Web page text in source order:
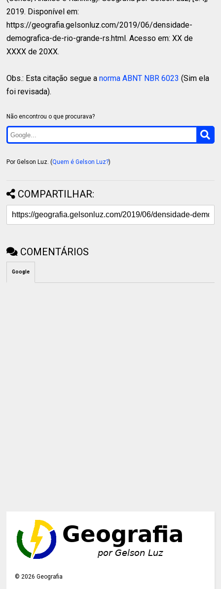
2019. Disponível em:
https://geografia.gelsonluz.com/2019/06/densidade-
demografica-de-rio-grande-rs.html. Acesso em: XX de
XXXX de 20XX.
Obs.: Esta citação segue anorma ABNT NBR 6023 (Sim ela
foi revisada).
Não encontrou o que procurava?
Por Gelson Luz. (Quem é Gelson Luz?)
COMPARTILHAR:
COMENTÁRIOS
Google
©2026 Geografia